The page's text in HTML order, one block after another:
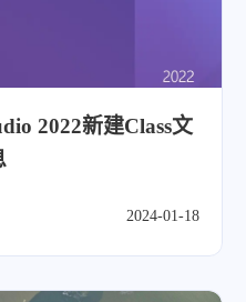
2022新建Class文
2024-01-18